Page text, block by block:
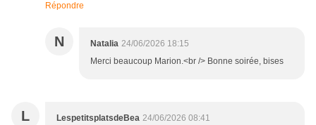
Répondre
N Natalia 24/06/2026 18:15
Merci beaucoup Marion.<br /> Bonne soirée, bises
L LespetitsplatsdeBea 24/06/2026 08:41